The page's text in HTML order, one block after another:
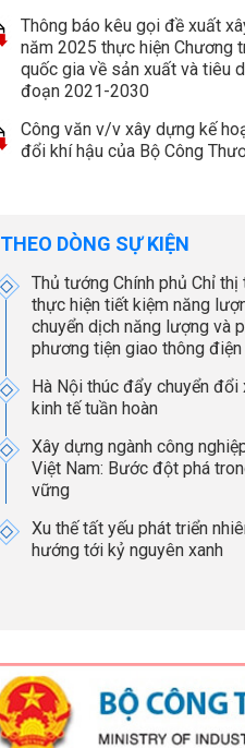
Thông báo kêu gọi đề xuất
năm 2025 thực hiện Chương
quốc gia về sản xuất và tiêu
đoạn 2021-2030
Công văn v/v xây dựng kế
đổi khí hậu của Bộ Công
THEO DÒNG SỰ KIỆN
Thủ tướng Chính phủ Chỉ
thực hiện tiết kiệm năng
chuyển dịch năng lượng và
phương tiện giao thông điện
Hà Nội thúc đẩy chuyển đổi
kinh tế tuần hoàn
Xây dựng ngành công
Việt Nam: Bước đột phá
vững
Xu thế tất yếu phát triển
hướng tới kỷ nguyên xanh